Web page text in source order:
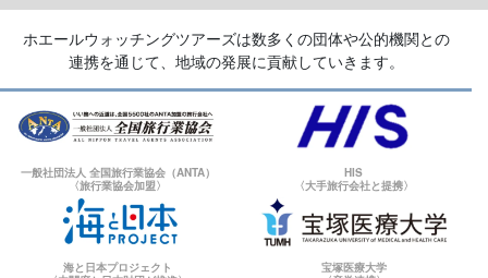
ホエールウォッチングツアーズは数多くの団体や公的機関との
連携を通じて、地域の発展に貢献していきます。
一般社団法人 全国旅行業協会（ANTA）
〈旅行業協会加盟〉
HIS
〈大手旅行会社と提携〉
海と日本プロジェクト
宝塚医療大学